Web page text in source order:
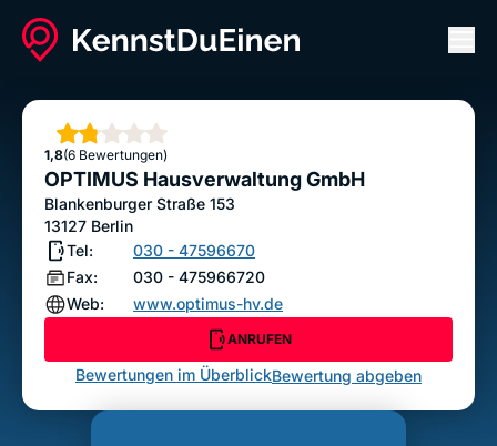
OPTIMUS Hausverwaltung GmbH
1,8
Sterne
(6 Bewertungen)
OPTIMUS Hausverwaltung GmbH
Blankenburger Straße 153
13127 Berlin
Tel:
030 - 47596670
Fax:
030 - 475966720
Web:
www.optimus-hv.de
ANRUFEN
Bewertungen im ÜberblickBewertung abgeben